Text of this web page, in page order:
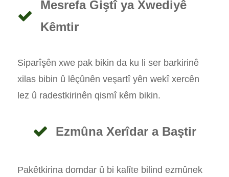
Mesrefa Giştî ya Xwediyê
Kêmtir
Siparîşên xwe pak bikin da ku li ser barkirinê
xilas bibin û lêçûnên veşartî yên wekî xercên
lez û radestkirinên qismî kêm bikin.
Ezmûna Xerîdar a Baştir
Pakêtkirina domdar û bi kalîte bilind ezmûnek